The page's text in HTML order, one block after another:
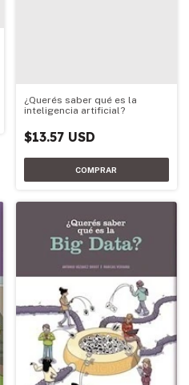
¿Querés saber qué es la
inteligencia artificial?
$13.57 USD